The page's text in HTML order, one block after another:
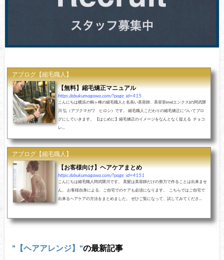
アブログ【縮毛職人】
【無料】縮毛矯正マニュアル
https://abukumagawa.com/?page_id=415
こんにちは横浜の鶴ヶ峰の縮毛職人と名高い美容師、美容室enx(エンクス)の阿武隈
川 弘（アブクマガワ ヒロシ）です。 縮毛職人こだわりの縮毛矯正についてブロ
グにしていきます。 【はじめに】縮毛矯正のイメージをなんとなく捉える チョコ
レ...
アブログ【縮毛職人】
【お客様向け】ヘアケアまとめ
https://abukumagawa.com/?page_id=4151
こんにちは縮毛職人阿武隈川です。 美髪は美容師だけの努力で作ることは出来ませ
ん。 お客様自身による、ご自宅でのケアも必須になります。 こちらではご自宅で
出来るヘアケアの方法をまとめました。 ぜひご覧になって、試してみてくださ...
【ヘアアレンジ】 の最新記事